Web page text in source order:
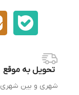
تحویل به موقع
شهری و بین شهری